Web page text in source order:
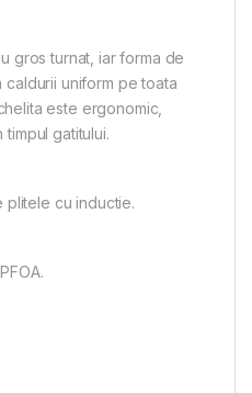
gros turnat, iar forma de
uniform pe toata
este ergonomic,
gatitului.
plitele cu inductie.